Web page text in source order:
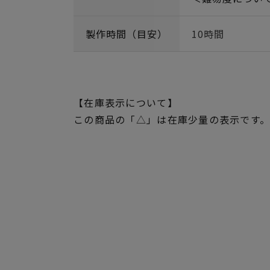
製作時間（目安） 10時間
【在庫表示について】
この商品の「△」は在庫少量の表示です。